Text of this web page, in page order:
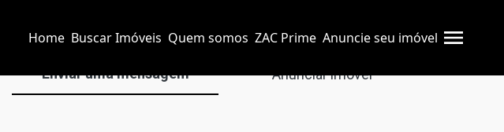
Home Buscar Imóveis Quem somos ZAC Prime Anuncie seu imóvel
Enviar uma mensagem Anunciar imóvel